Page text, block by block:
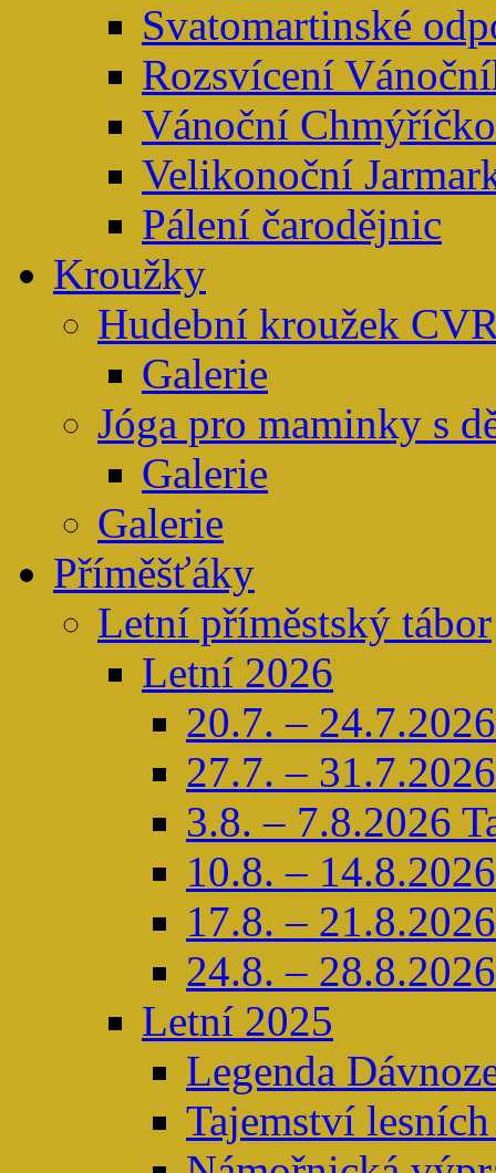
Svatomartinské
Rozsvícení
Vánoční
Velikonoční
Pálení čarodějnic
Kroužky
Hudební kroužek
Galerie
Jóga pro maminky s
Galerie
Galerie
Příměšťáky
Letní příměstský tábor
Letní 2026
20.7. –
27.7. –
3.8. – 7.8.2026
10.8. –
17.8. –
24.8. –
Letní 2025
Legenda
Tajemství